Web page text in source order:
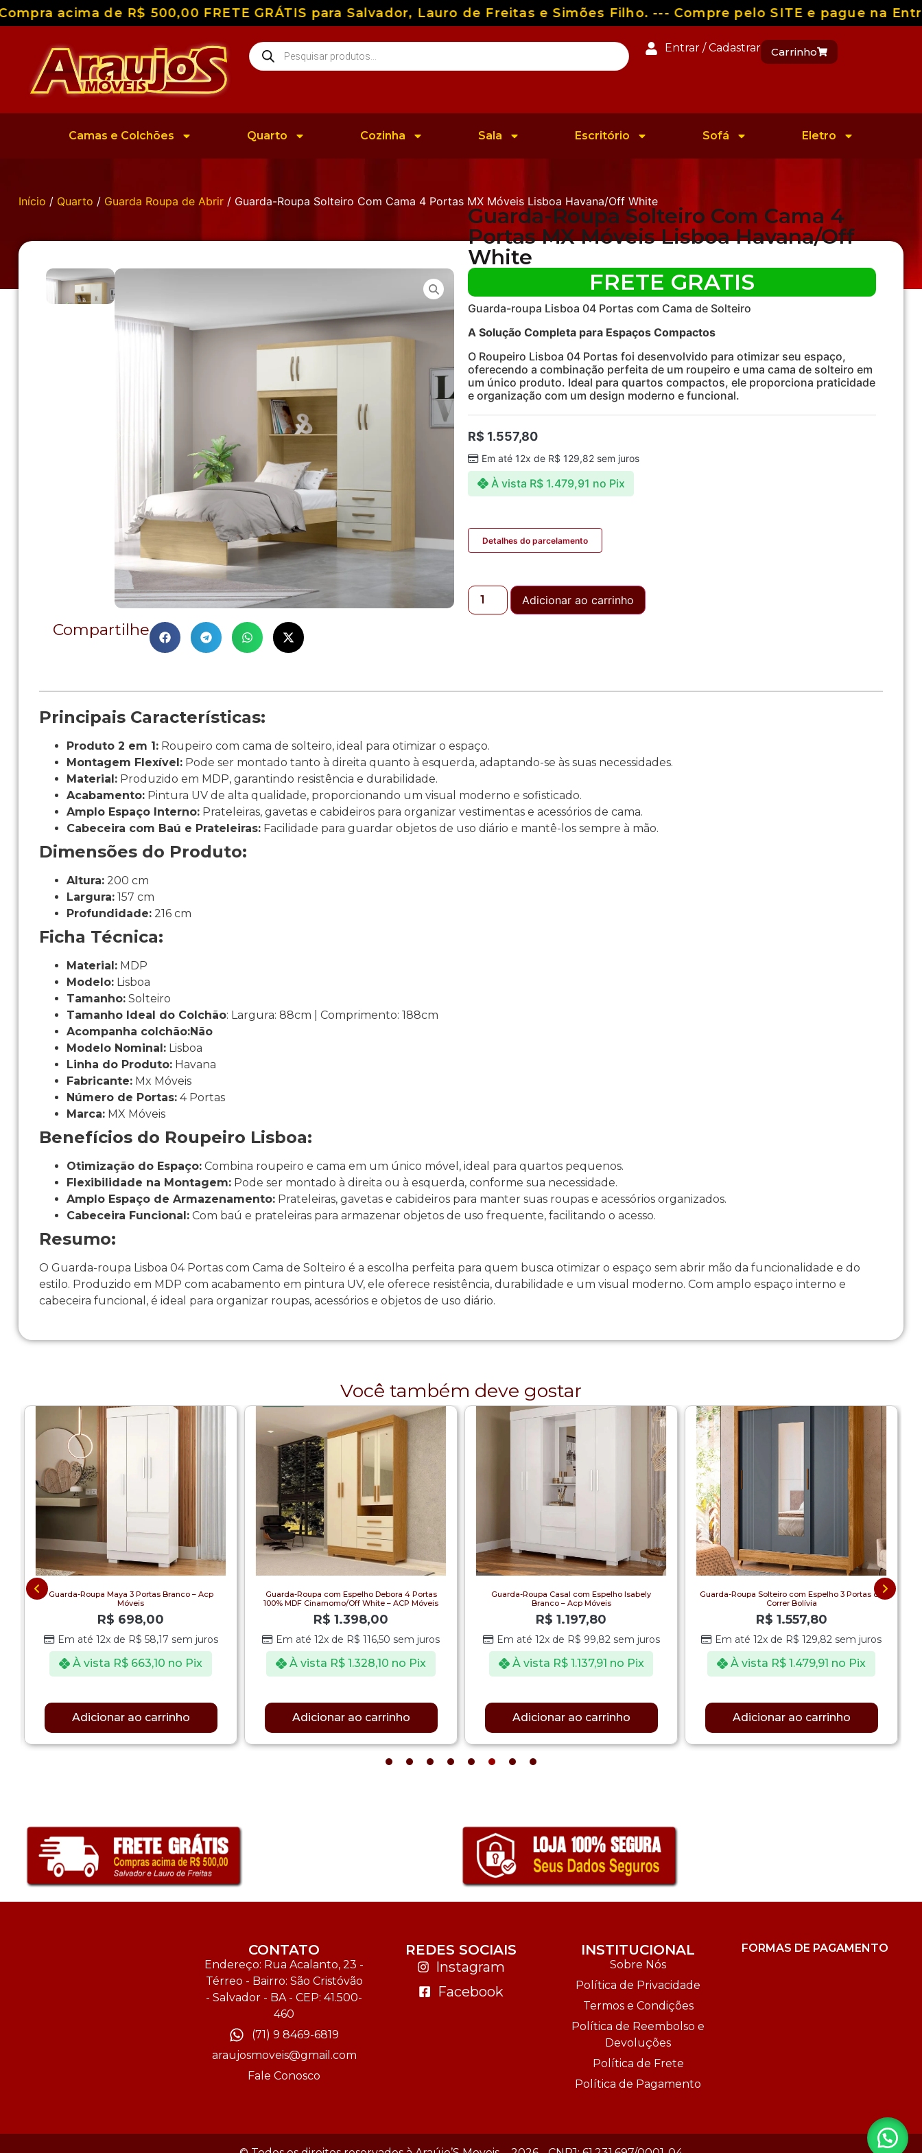
acima de R$ 500,00 FRETE GRÁTIS para Salvador, Lauro de Freitas e Simões Filho. --- Compre pelo SITE e pague na
Entrar / Cadastrar Carrinho
Camas e Colchões Quarto Cozinha Sala Escritório Sofá Eletro
Início / Quarto / Guarda Roupa de Abrir / Guarda-Roupa Solteiro Com Cama 4 Portas MX Móveis Lisboa Havana/Off White
Compartilhe
Guarda-Roupa Solteiro Com Cama 4
Portas MX Móveis Lisboa Havana/Off
White
FRETE GRATIS
Guarda-roupa Lisboa 04 Portas com Cama de Solteiro
A Solução Completa para Espaços Compactos
O Roupeiro Lisboa 04 Portas foi desenvolvido para otimizar seu espaço,
oferecendo a combinação perfeita de um roupeiro e uma cama de solteiro em
um único produto. Ideal para quartos compactos, ele proporciona praticidade
e organização com um design moderno e funcional.
R$ 1.557,80
Em até 12x de R$ 129,82 sem juros
À vista R$1.479,91 no Pix
Detalhes do parcelamento
Adicionar ao carrinho
Principais Características:
Produto 2 em 1: Roupeiro com cama de solteiro, ideal para otimizar o espaço.
Montagem Flexível: Pode ser montado tanto à direita quanto à esquerda, adaptando-se às suas necessidades.
Material: Produzido em MDP, garantindo resistência e durabilidade.
Acabamento: Pintura UV de alta qualidade, proporcionando um visual moderno e sofisticado.
Amplo Espaço Interno: Prateleiras, gavetas e cabideiros para organizar vestimentas e acessórios de cama.
Cabeceira com Baú e Prateleiras: Facilidade para guardar objetos de uso diário e mantê-los sempre à mão.
Dimensões do Produto:
Altura: 200 cm
Largura: 157 cm
Profundidade: 216 cm
Ficha Técnica:
Material: MDP
Modelo: Lisboa
Tamanho: Solteiro
Tamanho Ideal do Colchão: Largura: 88cm | Comprimento: 188cm
Acompanha colchão:Não
Modelo Nominal: Lisboa
Linha do Produto: Havana
Fabricante: Mx Móveis
Número de Portas: 4 Portas
Marca: MX Móveis
Benefícios do Roupeiro Lisboa:
Otimização do Espaço: Combina roupeiro e cama em um único móvel, ideal para quartos pequenos.
Flexibilidade na Montagem: Pode ser montado à direita ou à esquerda, conforme sua necessidade.
Amplo Espaço de Armazenamento: Prateleiras, gavetas e cabideiros para manter suas roupas e acessórios organizados.
Cabeceira Funcional: Com baú e prateleiras para armazenar objetos de uso frequente, facilitando o acesso.
Resumo:
O Guarda-roupa Lisboa 04 Portas com Cama de Solteiro é a escolha perfeita para quem busca otimizar o espaço sem abrir mão da funcionalidade e do
estilo. Produzido em MDP com acabamento em pintura UV, ele oferece resistência, durabilidade e um visual moderno. Com amplo espaço interno e
cabeceira funcional, é ideal para organizar roupas, acessórios e objetos de uso diário.
Você também deve gostar
Guarda-Roupa Maya 3 Portas Branco – Acp
Móveis
R$ 698,00
Em até 12x de R$ 58,17 sem juros
À vista R$ 663,10 no Pix
Adicionar ao carrinho
Guarda-Roupa com Espelho Debora 4 Portas
100% MDF Cinamomo/Off White – ACP Móveis
R$ 1.398,00
Em até 12x de R$ 116,50 sem juros
À vista R$ 1.328,10 no Pix
Adicionar ao carrinho
Guarda-Roupa Casal com Espelho Isabely
Branco – Acp Móveis
R$ 1.197,80
Em até 12x de R$ 99,82sem juros
À vista R$1.137,91 no Pix
Adicionar ao carrinho
Guarda-Roupa Solteiro com Espelho 3 Portas de
Correr Bolívia
R$ 1.557,80
Em até 12x de R$ 129,82 sem juros
À vista R$ 1.479,91 no Pix
Adicionar ao carrinho
CONTATO
Endereço: Rua Acalanto, 23 -
Térreo - Bairro: São Cristóvão
- Salvador - BA - CEP: 41.500-
460
(71) 9 8469-6819
araujosmoveis@gmail.com
Fale Conosco
REDES SOCIAIS
Instagram
Facebook
INSTITUCIONAL
Sobre Nós
Política de Privacidade
Termos e Condições
Política de Reembolso e
Devoluções
Política de Frete
Política de Pagamento
FORMAS DE PAGAMENTO